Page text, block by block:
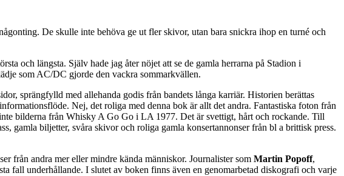
De skulle inte behöva ge ut fler skivor, utan bara snickra ihop en turné och
och längsta. Själv hade jag åter nöjet att se de gamla herrarna på Stadion i
som AC/DC gjorde den vackra sommarkvällen.
sprängfylld med allehanda godis från bandets långa karriär. Historien berättas
Nej, det roliga med denna bok är allt det andra. Fantastiska foton från
bilderna från Whisky A Go Go i LA 1977. Det är svettigt, hårt och rockande. Till
gamla biljetter, svåra skivor och roliga gamla konsertannonser från bl a brittisk press.
från andra mer eller mindre kända människor. Journalister som Martin Popoff,
fall underhållande. I slutet av boken finns även en genomarbetad diskografi och varje